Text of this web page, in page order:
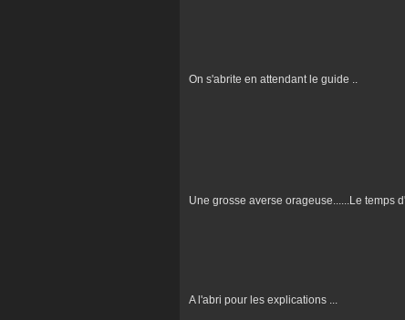
On s'abrite en attendant le guide ..
Une grosse averse orageuse......Le temps
A l'abri pour les explications ...